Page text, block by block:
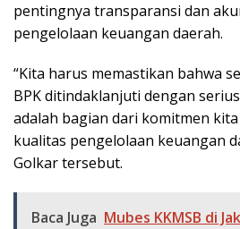
pentingnya transparansi dan
pengelolaan keuangan daerah.
“Kita harus memastikan bahwa
BPK ditindaklanjuti dengan
adalah bagian dari komitmen
kualitas pengelolaan keuangan
Golkar tersebut.
Baca Juga Mubes KKMSB di